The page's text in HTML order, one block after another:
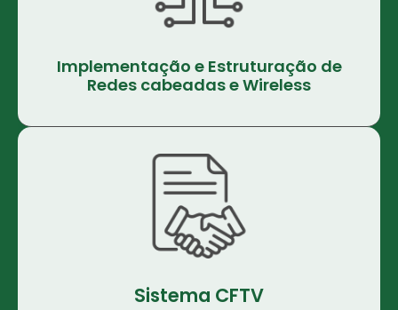
Implementação e Estruturação de
Redes cabeadas e Wireless
Sistema CFTV